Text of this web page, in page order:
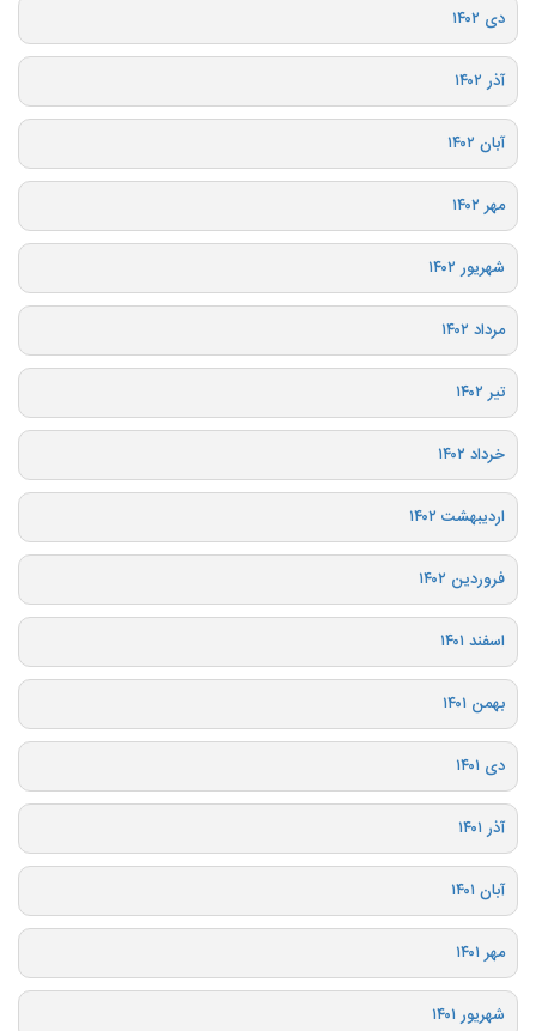
دی ۱۴۰۲
آذر ۱۴۰۲
آبان ۱۴۰۲
مهر ۱۴۰۲
شهریور ۱۴۰۲
مرداد ۱۴۰۲
تیر ۱۴۰۲
خرداد ۱۴۰۲
اردیبهشت ۱۴۰۲
فروردین ۱۴۰۲
اسفند ۱۴۰۱
بهمن ۱۴۰۱
دی ۱۴۰۱
آذر ۱۴۰۱
آبان ۱۴۰۱
مهر ۱۴۰۱
شهریور ۱۴۰۱